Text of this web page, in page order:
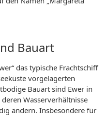
Bauart
das typische Frachtschiff
vorgelagerten
Bauart sind Ewer in
Wasserverhältnisse
ändern. Insbesondere für